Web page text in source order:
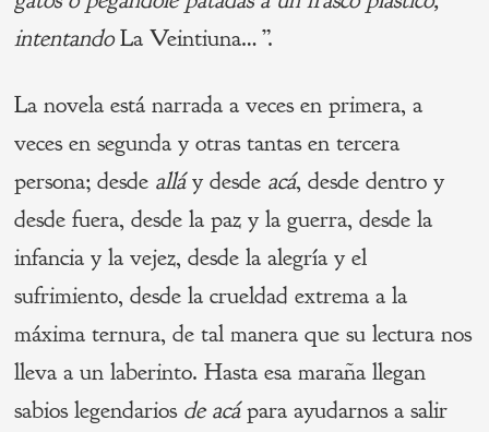
intentandoLa Veintiuna…”.
La novela está narrada a veces en primera, a
veces en segunda y otras tantas en tercera
persona; desde alláy desde acá, desde dentro y
desde fuera, desde la paz y la guerra, desde la
infancia y la vejez, desde la alegría y el
sufrimiento, desde la crueldad extrema a la
máxima ternura, de tal manera que su lectura nos
lleva a un laberinto. Hasta esa maraña llegan
sabios legendarios de acápara ayudarnos a salir